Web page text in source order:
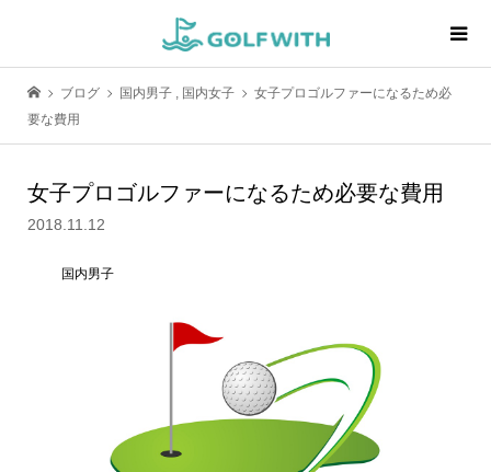
ブログ 国内男子 , 国内女子
女子プロゴルファーになるため必
要な費用
女子プロゴルファーになるため必要な費用
2018.11.12
国内男子